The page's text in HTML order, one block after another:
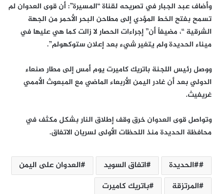
وأضاف عبد الجبار في تصريحه لقناة “المسيرة”: أن قوى العدوان لم
تسمح بفتح الخط المؤدي إلى مطاحن البحر الأحمر من الجهة
الشرقية “، مضيفاً أن” إجراءات الحصار لا زالت كما هي عليها في
ميناء الحديدة ولم يتغير شيء بعد إعلان ستوكهولم”.
ووصل رئيس اللجنة باتريك كاميرت يوم أمس إلى مطار صنعاء
الدولي بعد أن غادر اليمن الأربعاء الماضي مع المبعوث الأممي
غريفيث.
وتواصل قوى العدوان خرق وقف إطلاق النار بشكل مكثف في
محافظة الحديدة منذ اللحظات الأولى لسريان الاتفاق.
#الحديدة اتفاق السويد
العدوان على اليمن
المرتزقة
باتريك كاميرت